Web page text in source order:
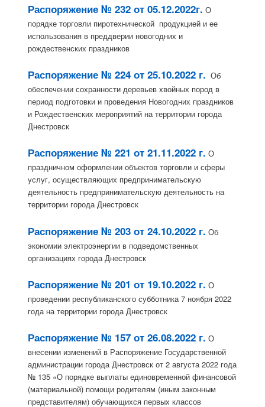
Распоряжение № 232 от 05.12.2022г. О
порядке торговли пиротехнической продукцией и ее
использования в преддверии новогодних и
рождественских праздников
Распоряжение № 224 от 25.10.2022 г. Об
обеспечении сохранности деревьев хвойных пород в
период подготовки и проведения Новогодних праздников
и Рождественских мероприятий на территории города
Днестровск
Распоряжение № 221 от 21.11.2022 г. О
праздничном оформлении объектов торговли и сферы
услуг, осуществляющих предпринимательскую
деятельность предпринимательскую деятельность на
территории города Днестровск
Распоряжение № 203 от 24.10.2022 г. Об
экономии электроэнергии в подведомственных
организациях города Днестровск
Распоряжение № 201 от 19.10.2022 г. О
проведении республиканского субботника 7 ноября 2022
года на территории города Днестровск
Распоряжение № 157 от 26.08.2022 г. О
внесении изменений в Распоряжение Государственной
администрации города Днестровск от 2 августа 2022 года
№ 135 «О порядке выплаты единовременной финансовой
(материальной) помощи родителям (иным законным
представителям) обучающихся первых классов